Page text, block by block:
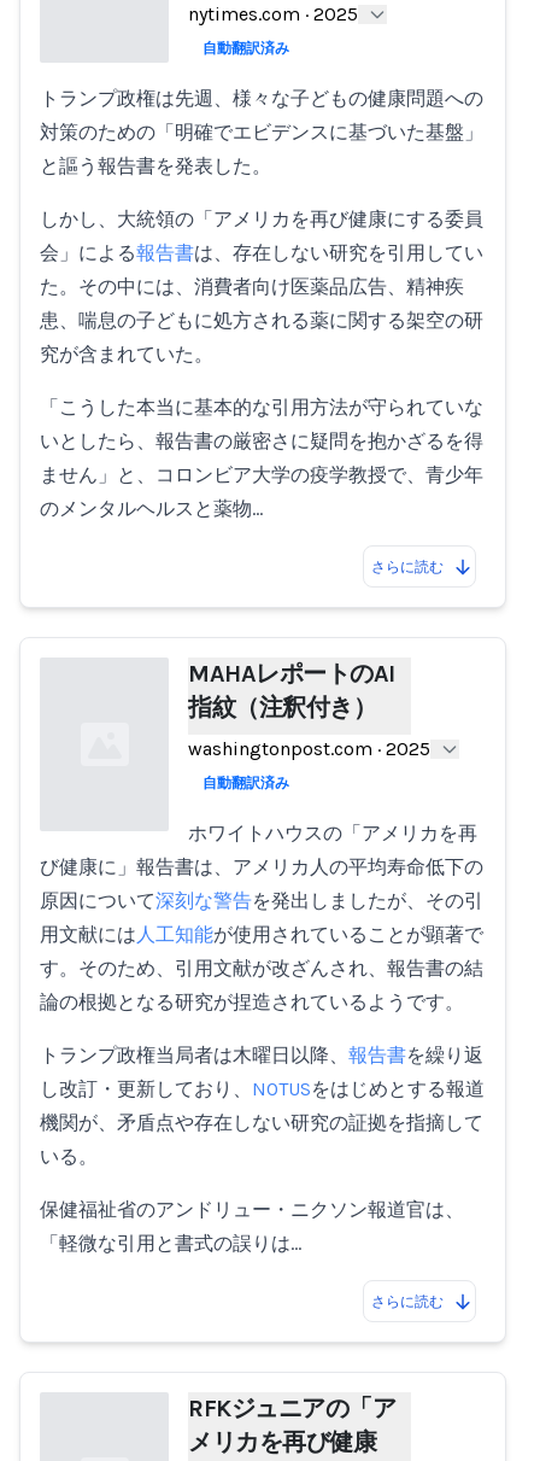
Loading...
nytimes.com · 2025
自動翻訳済み
トランプ政権は先週、様々な子どもの健康問題への
対策のための「明確でエビデンスに基づいた基盤」
と謳う報告書を発表した。
しかし、大統領の「アメリカを再び健康にする委員
会」による報告書は、存在しない研究を引用してい
た。その中には、消費者向け医薬品広告、精神疾
患、喘息の子どもに処方される薬に関する架空の研
究が含まれていた。
「こうした本当に基本的な引用方法が守られていな
いとしたら、報告書の厳密さに疑問を抱かざるを得
ません」と、コロンビア大学の疫学教授で、青少年
のメンタルヘルスと薬物…
さらに読む
Loading...
MAHAレポートのAI
指紋（注釈付き）
washingtonpost.com · 2025
自動翻訳済み
ホワイトハウスの「アメリカを再
び健康に」報告書は、アメリカ人の平均寿命低下の
原因について深刻な警告を発出しましたが、その引
用文献には人工知能が使用されていることが顕著で
す。そのため、引用文献が改ざんされ、報告書の結
論の根拠となる研究が捏造されているようです。
トランプ政権当局者は木曜日以降、 報告書を繰り返
し改訂・更新しており、 NOTUSをはじめとする報道
機関が、矛盾点や存在しない研究の証拠を指摘して
いる。
保健福祉省のアンドリュー・ニクソン報道官は、
「軽微な引用と書式の誤りは…
さらに読む
RFKジュニアの「ア
メリカを再び健康